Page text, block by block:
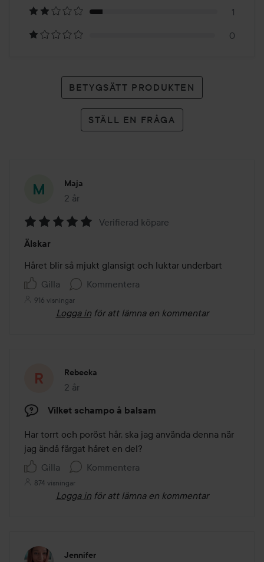
betyg
1
0
BETYGSÄTT PRODUKTEN
STÄLL EN FRÅGA
Maja
2 år
Inlägget skapades 2 år
5
av
5
Verifierad köpare
Älskar
Håret blir så mjukt glansigt och luktar underbart
Gilla
Kommentera
916 visningar
Logga in för att lämna en kommentar
Rebecka
2 år
Inlägget skapades 2 år
Vilket schampo å balsam
Har torrt och poröst hår, ska jag använda denna när
jag ändå färgat håret en del?
Gilla
Kommentera
874 visningar
Logga in för att lämna en kommentar
Jennifer